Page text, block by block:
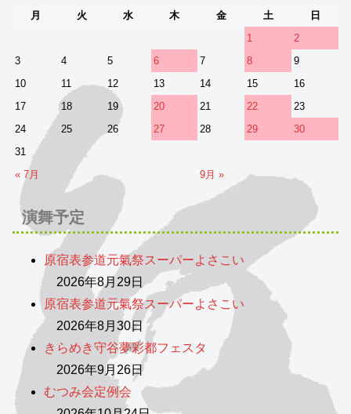
月 火 水 木 金 土
日
1
2
3
4 5 6 7 8
9
10
11 12 13 14 15
16
17
18 19 20 21 22
23
24
25 26 27 28 29
30
31
« 7月
9月 »
演舞予定
原宿表参道元氣祭スーパーよさこい
2026年8月29日
原宿表参道元氣祭スーパーよさこい
2026年8月30日
きらめき守谷夢彩都フェスタ
2026年9月26日
むつみ会定例会